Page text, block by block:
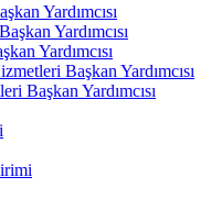
Yardımcısı
Yardımcısı
Yardımcısı
Başkan Yardımcısı
Başkan Yardımcısı